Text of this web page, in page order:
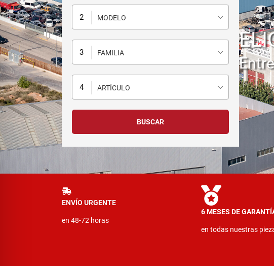
MODELO
FAMILIA
ARTÍCULO
ENVÍO URGENTE
en 48-72 horas
6 MESES DE
en todas nuestras